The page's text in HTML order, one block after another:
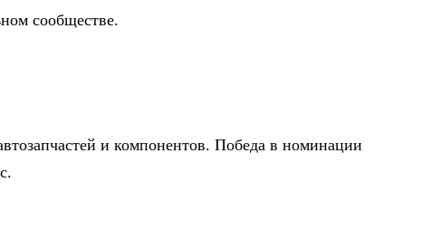
сообществе.
и компонентов. Победа в номинации